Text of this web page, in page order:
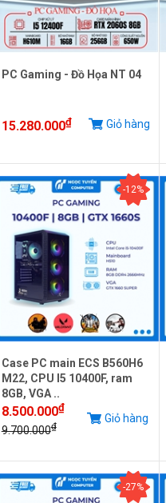
PC Gaming - Đồ Họa NT 04
15.280.000₫ Giỏ hàng
-12%
Case PC main ECS B560H6
M22, CPU I5 10400F, ram
8GB, VGA ..
8.500.000₫
9.700.000₫
Giỏ hàng
-27%